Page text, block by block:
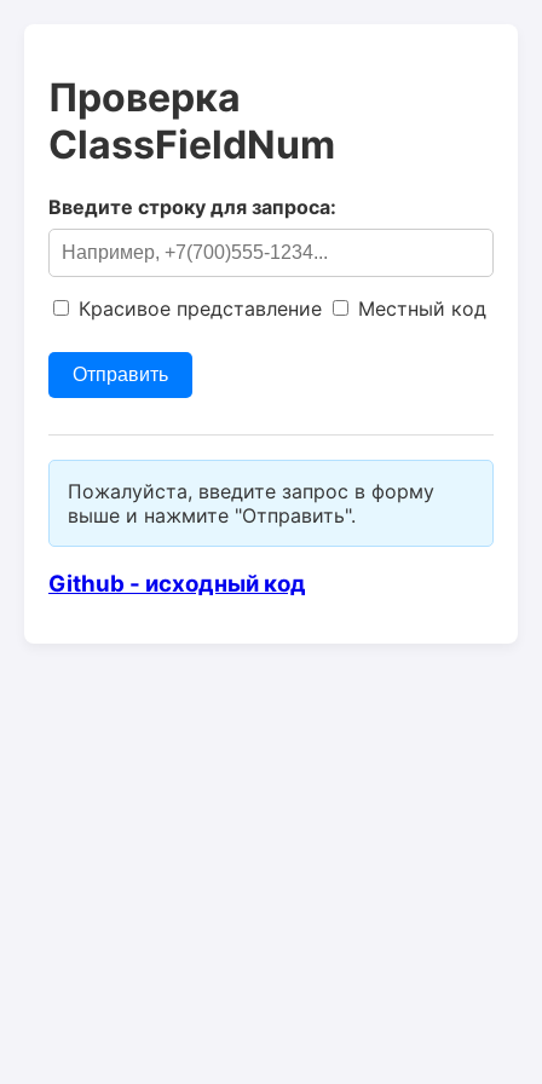
Проверка
ClassFieldNum
Введите строку для запроса:
Красивое представление Местный код
Пожалуйста, введите запрос в форму
выше и нажмите "Отправить".
Github - исходный код